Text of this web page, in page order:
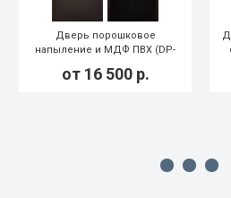
Дверь порошковое
напыление и МДФ ПВХ (DP-
от 16 500р.